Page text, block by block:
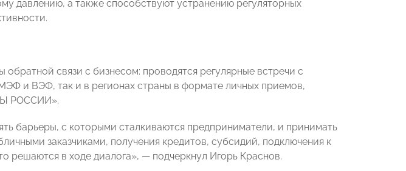
давлению, а также способствуют устранению регуляторных
связи с бизнесом: проводятся регулярные встречи с
и ВЭФ, так и в регионах страны в формате личных приемов,
РОССИИ».
барьеры, с которыми сталкиваются предприниматели, и принимать
заказчиками, получения кредитов, субсидий, подключения к
решаются в ходе диалога», — подчеркнул Игорь Краснов.